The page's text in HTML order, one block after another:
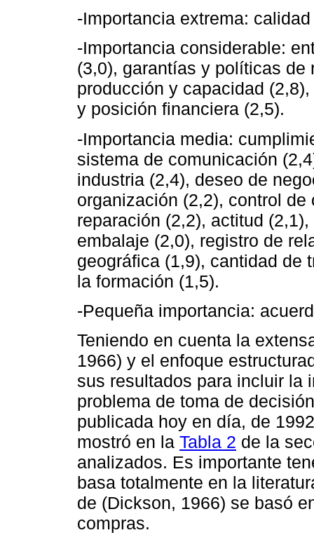
-Importancia extrema:
-Importancia considerable:
(3,0), garantías y políticas
producción y capacidad
y posición financiera (2,5).
-Importancia media:
sistema de comunicación
industria (2,4), deseo de
organización (2,2), control
reparación (2,2), actitud
embalaje (2,0), registro de
geográfica (1,9), cantidad de
la formación (1,5).
-Pequeña importancia:
Teniendo en cuenta la
1966) y el enfoque
sus resultados para incluir la
problema de toma de
publicada hoy en día, de
mostró en la Tabla 2 de la
analizados. Es importante
basa totalmente en la
de (Dickson, 1966) se basó
compras.